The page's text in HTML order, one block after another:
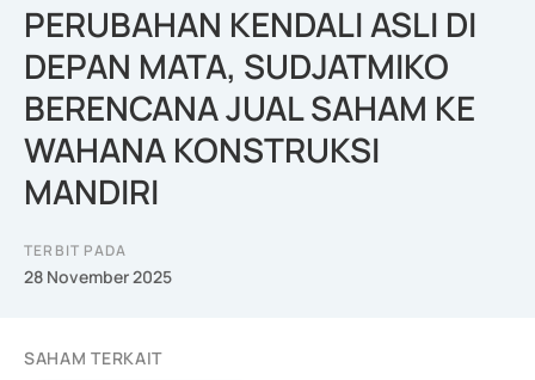
PERUBAHAN KENDALI ASLI DI
DEPAN MATA, SUDJATMIKO
BERENCANA JUAL SAHAM KE
WAHANA KONSTRUKSI
MANDIRI
TERBIT PADA
28 November 2025
SAHAM TERKAIT